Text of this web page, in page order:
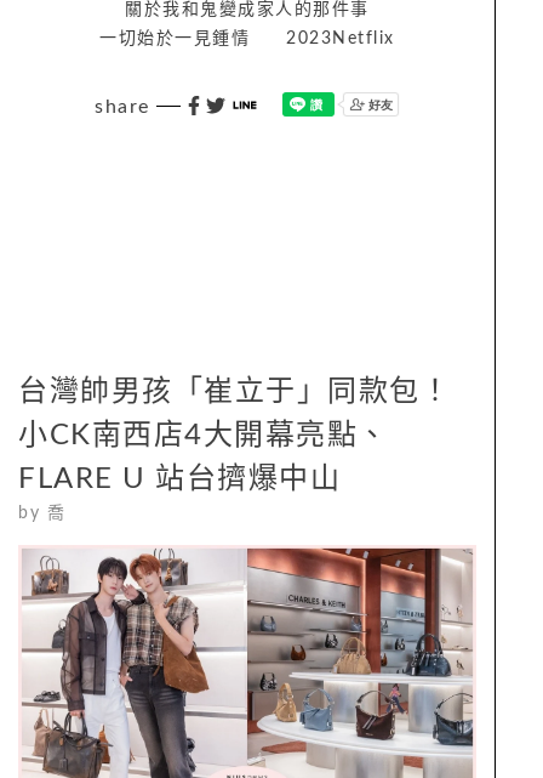
關於我和鬼變成家人的那件事
一切始於一見鍾情
2023Netflix
share
台灣帥男孩「崔立于」同款包！
小CK南西店4大開幕亮點、
FLARE U 站台擠爆中山
by 喬